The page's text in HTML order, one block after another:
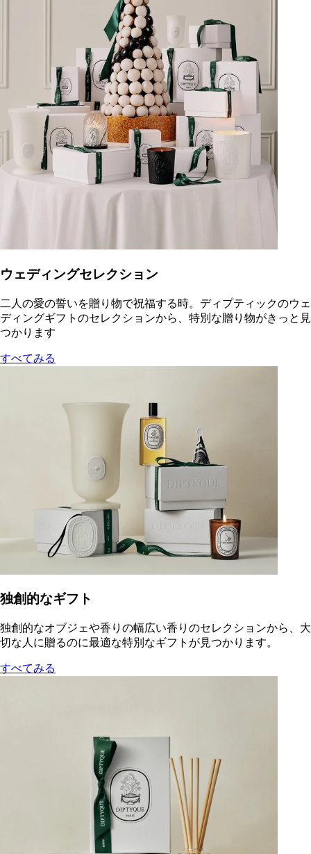
ウェディングセレクション
二人の愛の誓いを贈り物で祝福する時。ディプティックのウェ
ディングギフトのセレクションから、特別な贈り物がきっと見
つかります
すべてみる
独創的なギフト
独創的なオブジェや香りの幅広い香りのセレクションから、大
切な人に贈るのに最適な特別なギフトが見つかります。
すべてみる